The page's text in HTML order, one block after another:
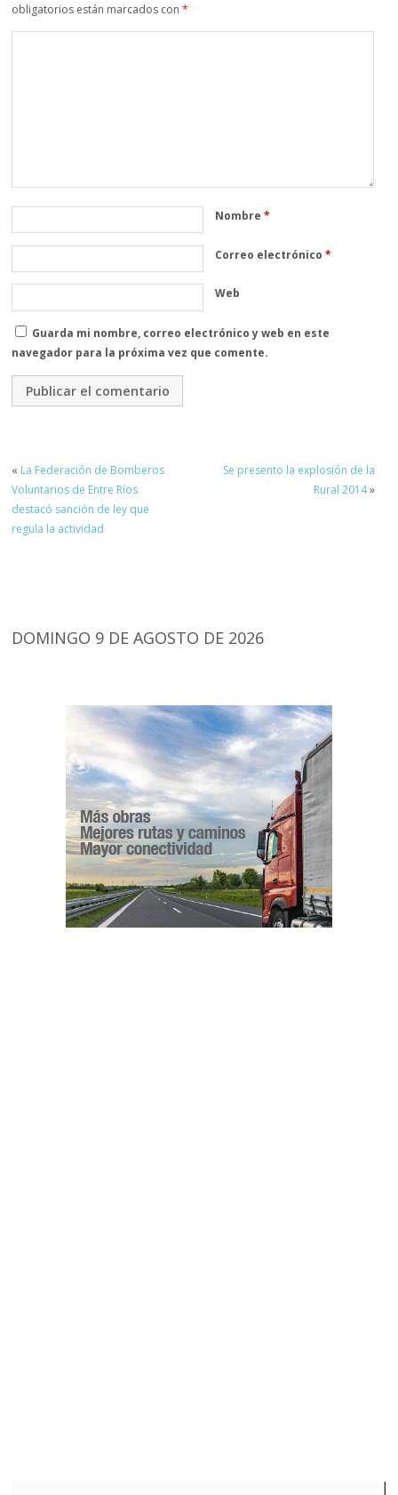
obligatorios están marcados con*
Nombre*
Correo electrónico*
Web
Guarda mi nombre, correo electrónico y web en este
navegador para la próxima vez que comente.
« La Federación de Bomberos
Voluntarios de Entre Ríos
destacó sanción de ley que
regula la actividad
Se presento la explosión de la
Rural 2014»
DOMINGO 9 DE AGOSTO DE 2026